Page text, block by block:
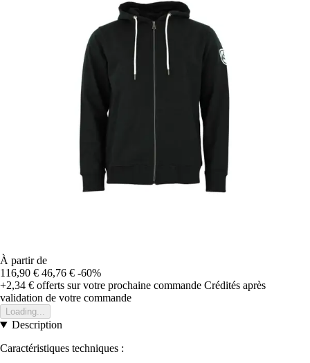
À partir de
116,90 € 46,76 € -60%
+2,34 € offerts sur votre prochaine commande Crédités après
validation de votre commande
Loading...
Description
Caractéristiques techniques :